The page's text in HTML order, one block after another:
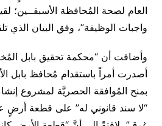
العام لصحة المُحافظة الأسبقــين؛
واجبات الوظيفة”، وفق البيان الذي
وأضافت أن “محكمة تحقيق بابل
أصدرت أمراً باستقدام مُحافظ بابل
بمنح المُوافقة الحصريَّة لمشروع
“لا سند قانوني له” على قطعة أرضٍ